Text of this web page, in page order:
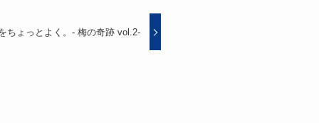
ちょっとよく。- 梅の奇跡 vol.2-